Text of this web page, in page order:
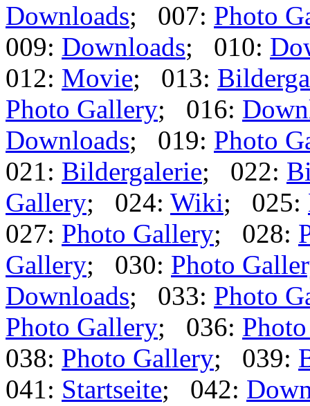
Downloads; 007: Photo
009: Downloads; 010:
012: Movie; 013:
Photo Gallery; 016:
Downloads; 019: Photo
021: Bildergalerie; 022:
Gallery; 024: Wiki; 025:
027: Photo Gallery; 028:
Gallery; 030: Photo
Downloads; 033: Photo
Photo Gallery; 036:
038: Photo Gallery; 039:
041: Startseite; 042: